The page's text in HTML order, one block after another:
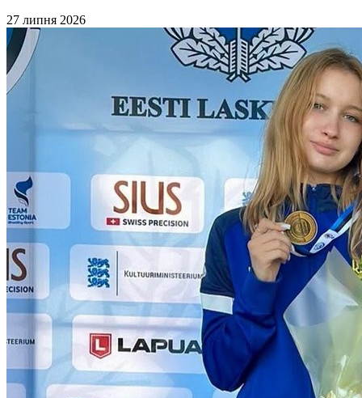
27 липня 2026